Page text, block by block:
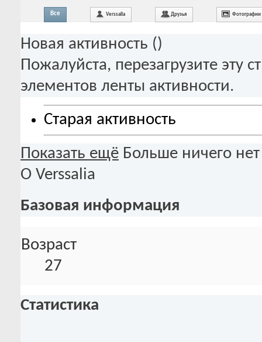
Все Verssalia Друзья Фотографии
Новая активность ()
Пожалуйста, перезагрузите эту
элементов ленты активности.
Старая активность
Показать ещё Больше ничего нет
О Verssalia
Базовая информация
Возраст
27
Статистика